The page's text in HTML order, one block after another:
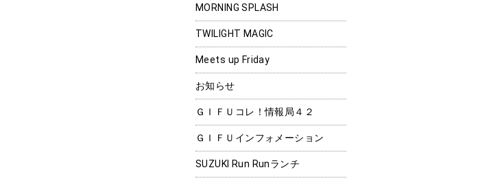
MORNING SPLASH
TWILIGHT MAGIC
Meets up Friday
お知らせ
ＧＩＦＵコレ！情報局４２
ＧＩＦＵインフォメーション
SUZUKI Run Runランチ